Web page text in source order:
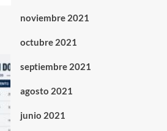
noviembre 2021
octubre 2021
septiembre 2021
agosto 2021
junio 2021